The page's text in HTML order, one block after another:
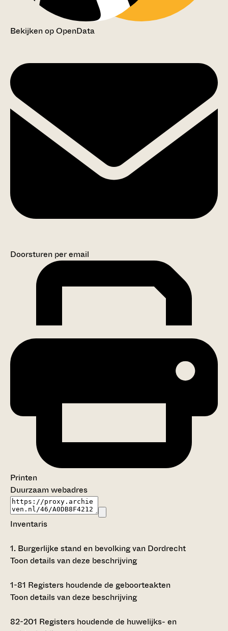
Bekijken op OpenData
Doorsturen per email
Printen
Duurzaam webadres
Inventaris
1. Burgerlijke stand en bevolking van Dordrecht
Toon details van deze beschrijving
1-81 Registers houdende de geboorteakten
Toon details van deze beschrijving
82-201 Registers houdende de huwelijks- en